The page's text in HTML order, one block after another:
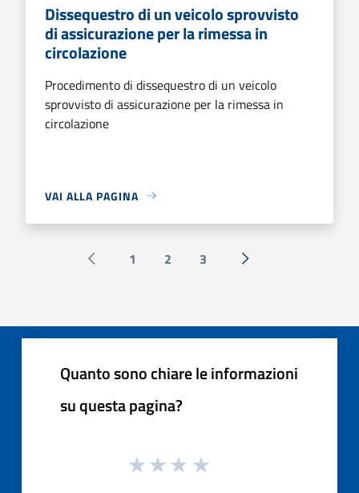
Dissequestro di un veicolo sprovvisto
di assicurazione per la rimessa in
circolazione
Procedimento di dissequestro di un veicolo
sprovvisto di assicurazione per la rimessa in
circolazione
VAI ALLA PAGINA
Pagina precedente
1 2 3 Successiva »
Quanto sono chiare le informazioni
su questa pagina?